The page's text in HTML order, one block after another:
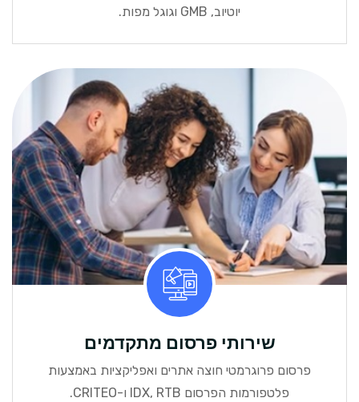
יוטיוב, GMB וגוגל מפות.
שירותי פרסום מתקדמים
פרסום פרוגרמטי חוצה אתרים ואפליקציות באמצעות
פלטפורמות הפרסום IDX, RTB ו-CRITEO.